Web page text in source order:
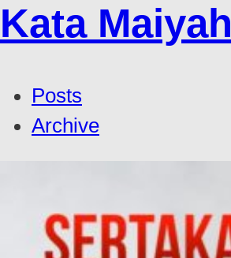
Kata Maiyah
Posts
Archive